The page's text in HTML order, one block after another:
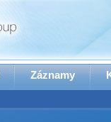
Záznamy